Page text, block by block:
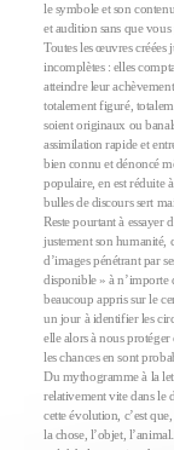
le symbole et son
et audition sans que
Toutes les œuvres créées
incomplètes : elles
atteindre leur
totalement figuré,
soient originaux ou
assimilation rapide et
bien connu et dénoncé
populaire, en est réduite
bulles de discours sert
Reste pourtant à
justement son humanité,
d’images pénétrant par
disponible » à
beaucoup appris sur le
un jour à identifier les
elle alors à nous
les chances en sont
Du mythogramme à la
relativement vite dans le
cette évolution, c’est
la chose, l’objet,